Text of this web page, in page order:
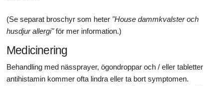
(Se separat broschyr som heter "House dammkvalster och
husdjur allergi"för mer information.)
Medicinering
Behandling med nässprayer, ögondroppar och / eller tabletter
antihistamin kommer ofta lindra eller ta bort symptomen.